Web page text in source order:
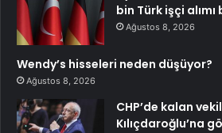
bin Türk işçi alımı
Ağustos 8, 2026
Wendy’s hisseleri neden düşüyor?
Ağustos 8, 2026
CHP’de kalan
Kılıçdaroğlu’na